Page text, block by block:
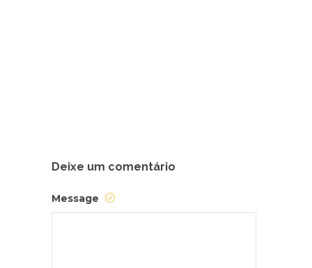
Deixe um comentário
Message